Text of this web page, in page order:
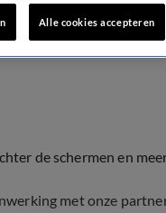
de schermen en
met onze
Alle cookies accepteren